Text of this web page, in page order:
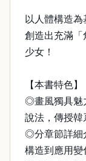
以人體構造
創造出充滿「
少女！
【本書特色】
◎畫風獨具魅
說法，傳授韓
◎分章節詳細
構造到應用變